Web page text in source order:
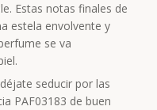
Estas notas finales de
estela envolvente y
se va
seducir por las
PAF03183 de buen